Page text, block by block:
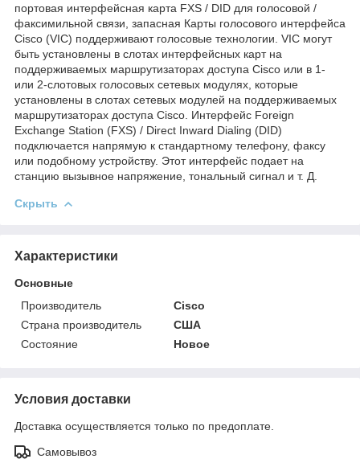
портовая интерфейсная карта FXS / DID для голосовой /
факсимильной связи, запасная Карты голосового интерфейса
Cisco (VIC) поддерживают голосовые технологии. VIC могут
быть установлены в слотах интерфейсных карт на
поддерживаемых маршрутизаторах доступа Cisco или в 1-
или 2-слотовых голосовых сетевых модулях, которые
установлены в слотах сетевых модулей на поддерживаемых
маршрутизаторах доступа Cisco. Интерфейс Foreign
Exchange Station (FXS) / Direct Inward Dialing (DID)
подключается напрямую к стандартному телефону, факсу
или подобному устройству. Этот интерфейс подает на
станцию вызывное напряжение, тональный сигнал и т. Д.
Скрыть
Характеристики
Основные
Производитель
Cisco
Страна производитель
США
Состояние
Новое
Условия доставки
Доставка осуществляется только по предоплате.
Самовывоз